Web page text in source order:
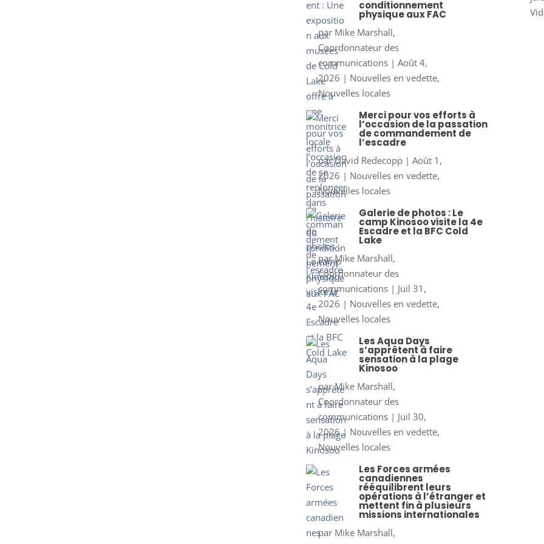
conditionnement
physique aux FAC
par Mike Marshall,
Coordonnateur des
communications| Août 4,
2026 | Nouvelles en vedette,
Nouvelles locales
Merci pour vos efforts à
l’occasion de la passation
de commandement de
l’escadre
parDavid Redecopp| Août 1,
2026 | Nouvelles en vedette,
Nouvelles locales
Galerie de photos : Le
camp Kinosoo visite la 4e
Escadre et la BFC Cold
Lake
parMike Marshall,
Coordonnateur des
communications| Juil 31,
2026 | Nouvelles en vedette,
Nouvelles locales
Les Aqua Days
s’apprêtent à faire
sensation à la plage
Kinosoo
parMike Marshall,
Coordonnateur des
communications| Juil 30,
2026| Nouvelles en vedette,
Nouvelles locales
Les Forces armées
canadiennes
rééquilibrent leurs
opérations à l’étranger et
mettent fin à plusieurs
missions internationales
par Mike Marshall,